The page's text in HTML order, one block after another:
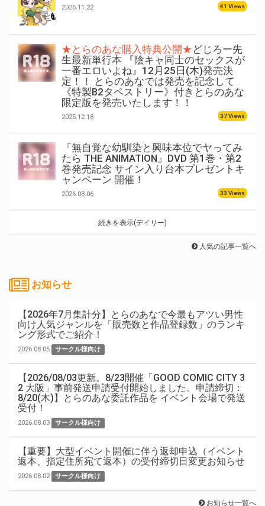
2025.11.22 41 Views
★とらのあな購入特典公開★どじろー先
生最新単行本 『陰キャ同士のセックスが
一番エロいよね』12月25日(木)発売決
定！！ とらのあなでは発売を記念して
《特製B2タペストリー》付きとらのあな
限定版を発売いたします！！
2025.12.18 37 Views
『無自覚な幼馴染と興味本位でヤってみ
たら THE ANIMATION』DVD 第1巻・第2
巻発売記念 サイン入り台本プレゼントキ
ャンペーン 開催！
2026.08.06 33 Views
続きを表示(デイリー)
人気の記事一覧へ
お知らせ
【2026年7月集計分】とらのあなで今最もアツい男性
向け人気ジャンルを「販売数と作品登録数」のランキ
ング形式でご紹介！
2026.08.05 サークル様向け
【2026/08/03更新。8/23開催「GOOD COMIC CITY 3
2 大阪」事前発送申請受付開始しました。申請締切：
8/20(木)】とらのあな委託作品を イベント会場で発送
受付！
2026.08.03 サークル様向け
【重要】大型イベント開催に伴う返却申込（イベント
返本、指定住所宛て返本）の受付締切日変更お知らせ
2026.08.02 サークル様向け
お知らせ一覧へ